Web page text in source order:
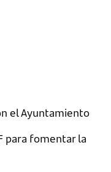
el Ayuntamiento
para fomentar la